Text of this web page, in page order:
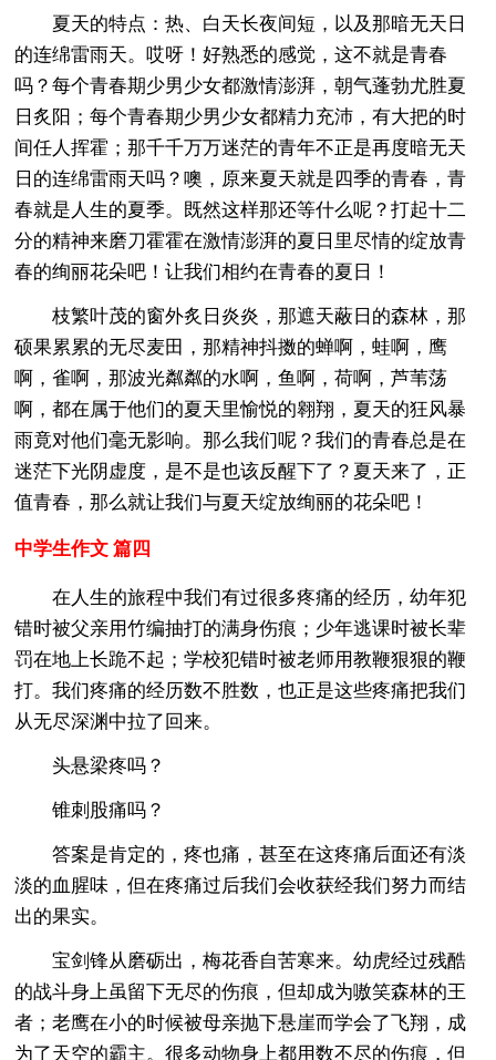
夏天的特点：热、白天长夜间短，以及那暗无天日
的连绵雷雨天。哎呀！好熟悉的感觉，这不就是青春
吗？每个青春期少男少女都激情澎湃，朝气蓬勃尤胜夏
日炙阳；每个青春期少男少女都精力充沛，有大把的时
间任人挥霍；那千千万万迷茫的青年不正是再度暗无天
日的连绵雷雨天吗？噢，原来夏天就是四季的青春，青
春就是人生的夏季。既然这样那还等什么呢？打起十二
分的精神来磨刀霍霍在激情澎湃的夏日里尽情的绽放青
春的绚丽花朵吧！让我们相约在青春的夏日！
枝繁叶茂的窗外炙日炎炎，那遮天蔽日的森林，那
硕果累累的无尽麦田，那精神抖擞的蝉啊，蛙啊，鹰
啊，雀啊，那波光粼粼的水啊，鱼啊，荷啊，芦苇荡
啊，都在属于他们的夏天里愉悦的翱翔，夏天的狂风暴
雨竟对他们毫无影响。那么我们呢？我们的青春总是在
迷茫下光阴虚度，是不是也该反醒下了？夏天来了，正
值青春，那么就让我们与夏天绽放绚丽的花朵吧！
中学生作文 篇四
在人生的旅程中我们有过很多疼痛的经历，幼年犯
错时被父亲用竹编抽打的满身伤痕；少年逃课时被长辈
罚在地上长跪不起；学校犯错时被老师用教鞭狠狠的鞭
打。我们疼痛的经历数不胜数，也正是这些疼痛把我们
从无尽深渊中拉了回来。
头悬梁疼吗？
锥刺股痛吗？
答案是肯定的，疼也痛，甚至在这疼痛后面还有淡
淡的血腥味，但在疼痛过后我们会收获经我们努力而结
出的果实。
宝剑锋从磨砺出，梅花香自苦寒来。幼虎经过残酷
的战斗身上虽留下无尽的伤痕，但却成为嗷笑森林的王
者；老鹰在小的时候被母亲抛下悬崖而学会了飞翔，成
为了天空的霸主。很多动物身上都用数不尽的伤痕，但